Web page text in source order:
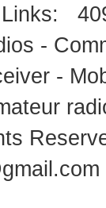
Links:
-
-